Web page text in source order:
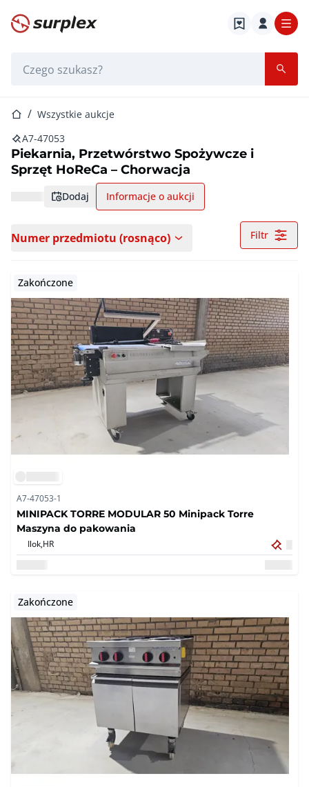
Strona główna
Strona główna
Wszystkie aukcje
A7-47053
Piekarnia, Przetwórstwo Spożywcze i
Sprzęt HoReCa – Chorwacja
dodaj Informacje o aukcji
Numer przedmiotu (rosnąco) Filtr
Zakończone
A7-47053-1
MINIPACK TORRE MODULAR 50 Minipack Torre
Maszyna do pakowania
Ilok,HR
Zakończone